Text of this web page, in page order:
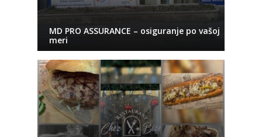
MD PRO ASSURANCE – osiguranje po vašoj
meri